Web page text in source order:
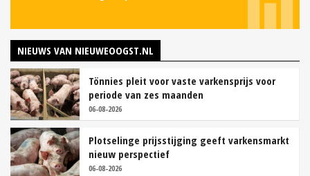
NIEUWS VAN NIEUWEOOGST.NL
Tönnies pleit voor vaste varkensprijs voor
periode van zes maanden
06-08-2026
Plotselinge prijsstijging geeft varkensmarkt
nieuw perspectief
06-08-2026